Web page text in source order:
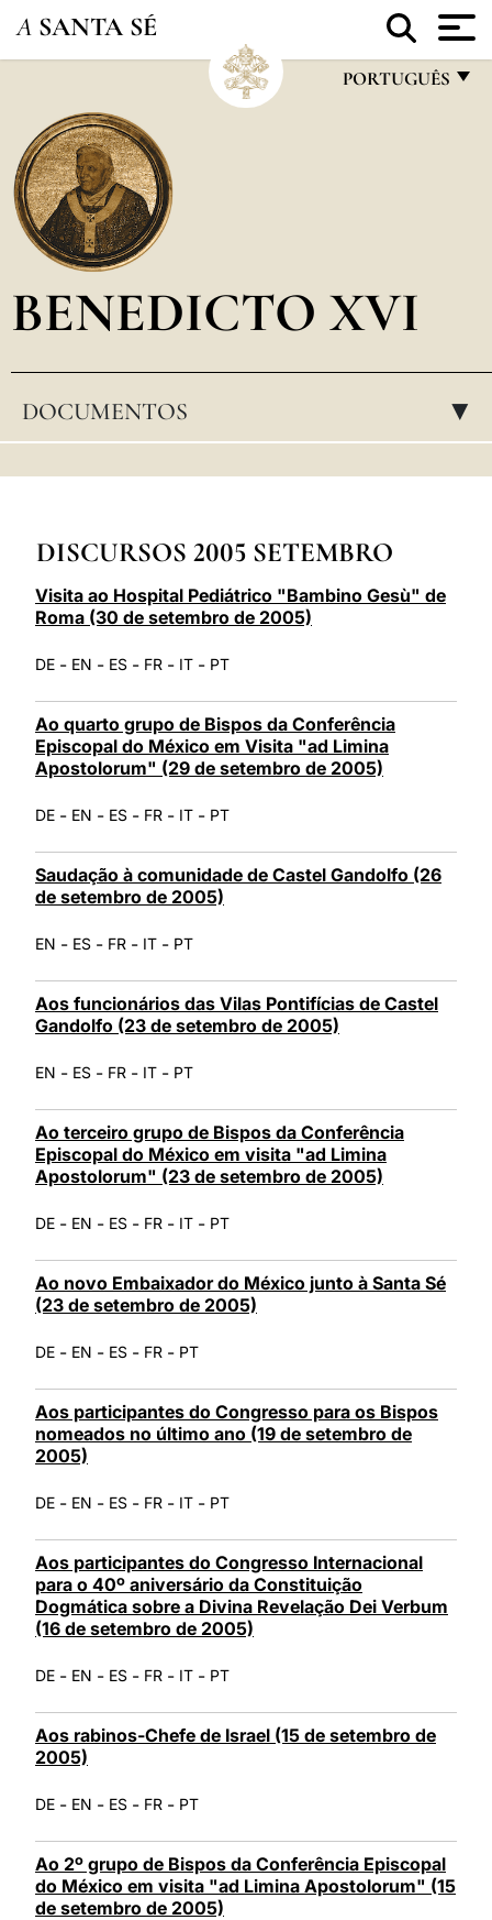
A SANTA SÉ
PORTUGUÊS
ESPAÑOL
DEUTSCH
POLSKI
BENEDICTO XVI
DOCUMENTOS ▸
DISCURSOS 2005 SETEMBRO
Visita ao Hospital Pediátrico "Bambino Gesù" de
Roma (30 de setembro de 2005)
DE - EN - ES - FR - IT - PT
Ao quarto grupo de Bispos da Conferência
Episcopal do México em Visita "ad Limina
Apostolorum" (29 de setembro de 2005)
DE - EN - ES - FR - IT - PT
Saudação à comunidade de Castel Gandolfo (26
de setembro de 2005)
EN - ES - FR - IT - PT
Aos funcionários das Vilas Pontifícias de Castel
Gandolfo (23 de setembro de 2005)
EN - ES - FR - IT - PT
Ao terceiro grupo de Bispos da Conferência
Episcopal do México em visita "ad Limina
Apostolorum" (23 de setembro de 2005)
DE - EN - ES - FR - IT - PT
Ao novo Embaixador do México junto à Santa Sé
(23 de setembro de 2005)
DE - EN - ES - FR - PT
Aos participantes do Congresso para os Bispos
nomeados no último ano (19 de setembro de
2005)
DE - EN - ES - FR - IT - PT
Aos participantes do Congresso Internacional
para o 40º aniversário da Constituição
Dogmática sobre a Divina Revelação Dei Verbum
(16 de setembro de 2005)
DE - EN - ES - FR - IT - PT
Aos rabinos-Chefe de Israel (15 de setembro de
2005)
DE - EN - ES - FR - PT
Ao 2º grupo de Bispos da Conferência Episcopal
do México em visita "ad Limina Apostolorum" (15
de setembro de 2005)